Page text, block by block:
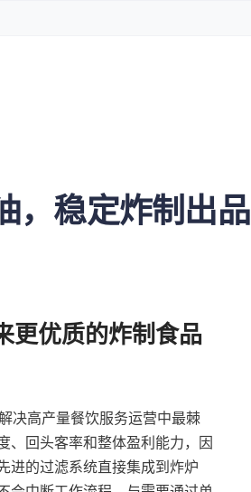
，稳定炸制出品
决高产量餐饮服务运营中最棘
、回头客率和整体盈利能力，因
进的过滤系统直接集成到炸炉